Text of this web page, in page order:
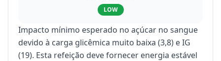
LOW
Impacto mínimo esperado no açúcar no sangue
devido à carga glicêmica muito baixa (3,8) e IG
(19). Esta refeição deve fornecer energia estável